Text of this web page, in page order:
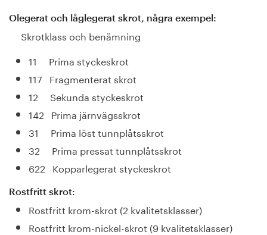
Olegerat och låglegerat skrot, några exempel:
Skrotklass och benämning
11 Prima styckeskrot
117 Fragmenterat skrot
12 Sekunda styckeskrot
142 Prima järnvägsskrot
31 Prima löst tunnplåtsskrot
32 Prima pressat tunnplåtsskrot
622 Kopparlegerat styckeskrot
Rostfritt skrot:
Rostfritt krom-skrot (2 kvalitetsklasser)
Rostfritt krom-nickel-skrot (9 kvalitetsklasser)